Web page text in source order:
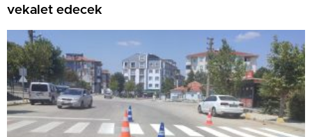
vekalet edecek